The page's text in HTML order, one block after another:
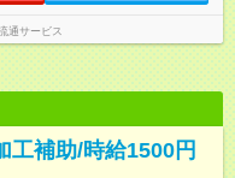
通サービス
工補助/時給1500円